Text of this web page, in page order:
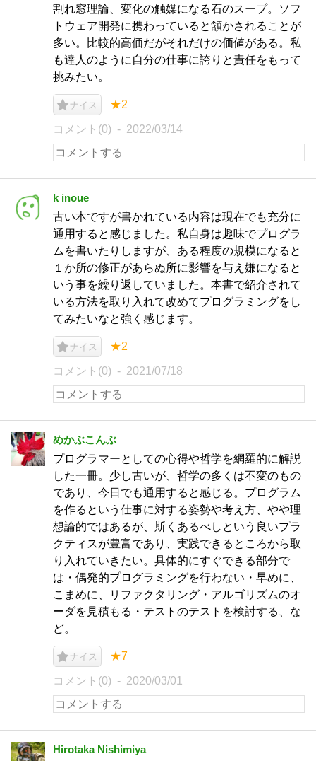
割れ窓理論、変化の触媒になる石のスープ。ソフ
トウェア開発に携わっていると頷かされることが
多い。比較的高価だがそれだけの価値がある。私
も達人のように自分の仕事に誇りと責任をもって
挑みたい。
ナイス ★2
コメント(0) 2022/03/14
k inoue
古い本ですが書かれている内容は現在でも充分に
通用すると感じました。私自身は趣味でプログラ
ムを書いたりしますが、ある程度の規模になると
１か所の修正があらぬ所に影響を与え嫌になると
いう事を繰り返していました。本書で紹介されて
いる方法を取り入れて改めてプログラミングをし
てみたいなと強く感じます。
ナイス ★2
コメント(0) 2021/07/18
めかぶこんぶ
プログラマーとしての心得や哲学を網羅的に解説
した一冊。少し古いが、哲学の多くは不変のもの
であり、今日でも通用すると感じる。プログラム
を作るという仕事に対する姿勢や考え方、やや理
想論的ではあるが、斯くあるべしという良いプラ
クティスが豊富であり、実践できるところから取
り入れていきたい。具体的にすぐできる部分で
は・偶発的プログラミングを行わない・早めに、
こまめに、リファクタリング・アルゴリズムのオ
ーダを見積もる・テストのテストを検討する、な
ど。
ナイス ★7
コメント(0) 2020/03/01
Hirotaka Nishimiya